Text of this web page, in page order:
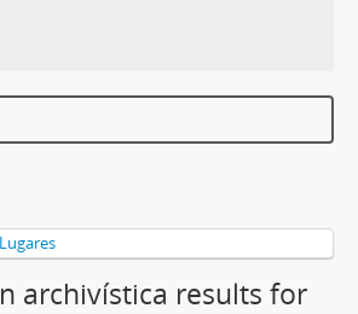
Lugares
archivística results for